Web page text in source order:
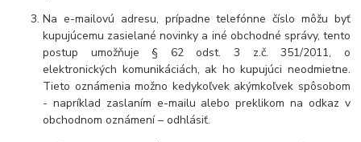
Na e-mailovú adresu, prípadne telefónne číslo môžu byť
kupujúcemu zasielané novinky a iné obchodné správy, tento
postup umožňuje § 62 odst. 3 z.č. 351/2011, o
elektronických komunikáciách, ak ho kupujúci neodmietne.
Tieto oznámenia možno kedykoľvek akýmkoľvek spôsobom
- napríklad zaslaním e-mailu alebo preklikom na odkaz v
obchodnom oznámení – odhlásiť.